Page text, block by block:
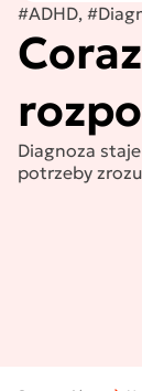
#ADHD,
Diagnoza
potrzeby